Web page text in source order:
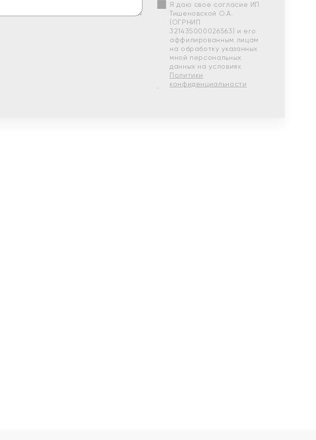
Я даю свое согласие ИП
Тишеновской О.А.
(ОГРНИП
321435000026563) и его
аффилированным лицам
на обработку указанных
мной персональных
данных на условиях
Политики
конфиденциальности